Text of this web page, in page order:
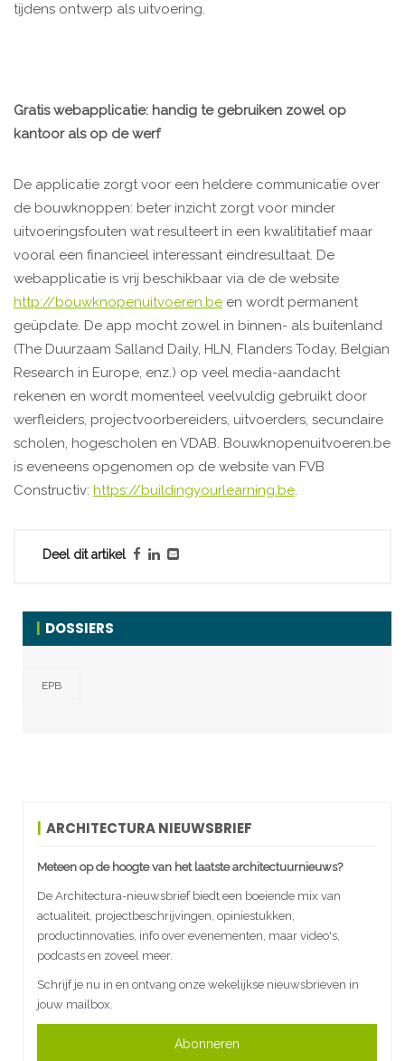
tijdens ontwerp als uitvoering.
Gratis webapplicatie: handig te gebruiken zowel op
kantoor als op de werf
De applicatie zorgt voor een heldere communicatie over
de bouwknoppen: beter inzicht zorgt voor minder
uitvoeringsfouten wat resulteert in een kwalititatief maar
vooral een financieel interessant eindresultaat. De
webapplicatie is vrij beschikbaar via de de website
http://bouwknopenuitvoeren.be en wordt permanent
geüpdate. De app mocht zowel in binnen- als buitenland
(The Duurzaam Salland Daily, HLN, Flanders Today, Belgian
Research in Europe, enz.) op veel media-aandacht
rekenen en wordt momenteel veelvuldig gebruikt door
werfleiders, projectvoorbereiders, uitvoerders, secundaire
scholen, hogescholen en VDAB. Bouwknopenuitvoeren.be
is eveneens opgenomen op de website van FVB
Constructiv: https://buildingyourlearning.be.
Deel dit artikel
DOSSIERS
EPB
ARCHITECTURA NIEUWSBRIEF
Meteen op de hoogte van het laatste architectuurnieuws?
De Architectura-nieuwsbrief biedt een boeiende mix van
actualiteit, projectbeschrijvingen, opiniestukken,
productinnovaties, info over evenementen, maar video's,
podcasts en zoveel meer.
Schrijf je nu in en ontvang onze wekelijkse nieuwsbrieven in
jouw mailbox.
Abonneren